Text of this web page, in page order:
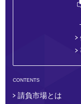
CONTENTS
請負市場とは